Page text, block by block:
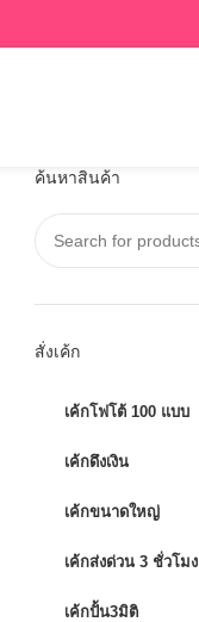
ค้นหาสินค้า
สั่งเค้ก
เค้กโฟโต้ 100 แบบ
เค้กดึงเงิน
เค้กขนาดใหญ่
เค้กส่งด่วน 3 ชั่วโมง
เค้กปั้น3มิติ